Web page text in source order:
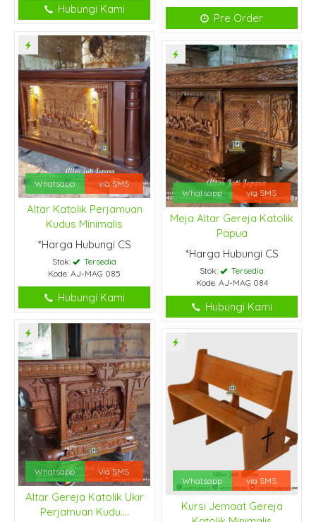
Hubungi Kami
Pre Order
Whatsapp via SMS
Altar Katolik Perjamuan
Kudus Minimalis
*Harga Hubungi CS
Stok:
Tersedia
Kode: AJ-MAG 085
Hubungi Kami
Whatsapp via SMS
Meja Altar Gereja Katolik
Papua
*Harga Hubungi CS
Stok:
Tersedia
Kode: AJ-MAG 084
Hubungi Kami
Whatsapp via SMS
Altar Gereja Katolik Ukir
Perjamuan Kudu....
Whatsapp via SMS
Kursi Jemaat Gereja